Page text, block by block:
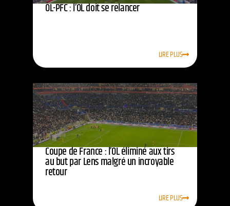
OL-PFC : l’OL doit se relancer
LIRE PLUS
Coupe de France : l’OL éliminé aux tirs
au but par Lens malgré un incroyable
retour
LIRE PLUS